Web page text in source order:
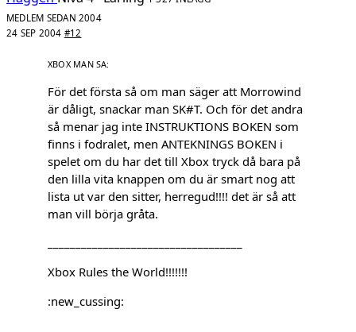
MEDLEM SEDAN 2004
24 SEP 2004 #12
För det första så om man säger att Morrowind
är dåligt, snackar man SK#T. Och för det andra
så menar jag inte INSTRUKTIONS BOKEN som
finns i fodralet, men ANTEKNINGS BOKEN i
spelet om du har det till Xbox tryck då bara på
den lilla vita knappen om du är smart nog att
lista ut var den sitter, herregud!!!! det är så att
man vill börja gråta.
Xbox Rules the World!!!!!!!
:new_cussing: